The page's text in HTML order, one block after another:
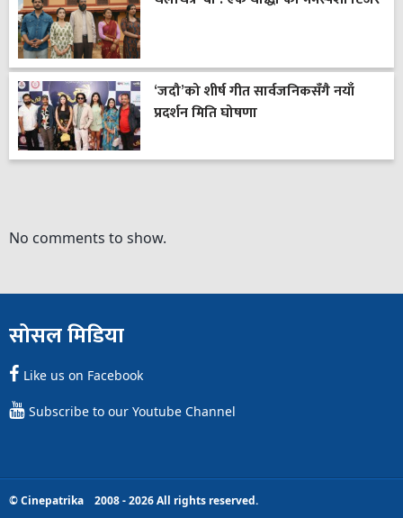
‘जदौ’को शीर्ष गीत सार्वजनिकसँगै नयाँ
प्रदर्शन मिति घोषणा
No comments to show.
सोसल मिडिया
Like us on Facebook
Subscribe to our Youtube Channel
© Cinepatrika 2008 - 2026 All rights reserved.